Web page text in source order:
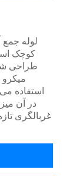
لوله
کوچک
طراحی
استفاده
در آن
غربالگری